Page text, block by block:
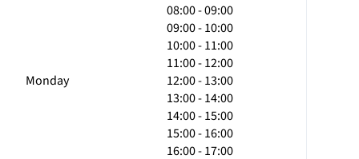
Monday
08:00 - 09:00
09:00 - 10:00
10:00 - 11:00
11:00 - 12:00
12:00 - 13:00
13:00 - 14:00
14:00 - 15:00
15:00 - 16:00
16:00 - 17:00